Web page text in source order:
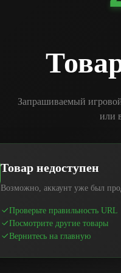
Запрашиваемый
или
Товар недоступен
Возможно, аккаунт уже был
Проверьте правильность URL
Посмотрите другие товары
Вернитесь на главную